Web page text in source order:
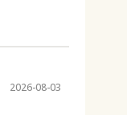
2026-08-03